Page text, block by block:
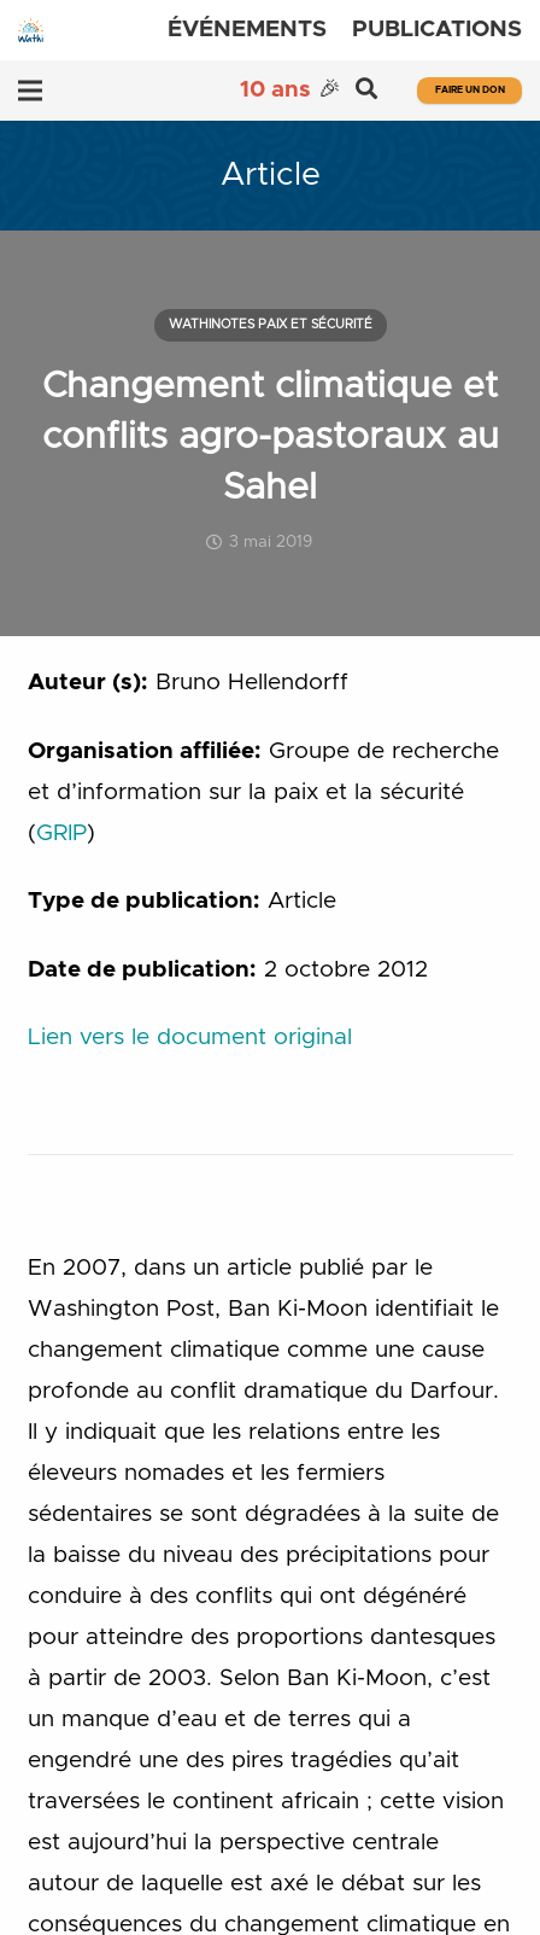
ÉVÉNEMENTS PUBLICATIONS
10 ans 🎉 FAIRE UN DON
Article
Changement climatique et
conflits agro-pastoraux au
Sahel
3 mai 2019
WATHINOTES PAIX ET SÉCURITÉ
Auteur (s): Bruno Hellendorff
Organisation affiliée: Groupe de recherche
et d’information sur la paix et la sécurité
(GRIP)
Type de publication: Article
Date de publication: 2 octobre 2012
Lien vers le document original
En 2007, dans un article publié par le
Washington Post, Ban Ki-Moon identifiait le
changement climatique comme une cause
profonde au conflit dramatique du Darfour.
Il y indiquait que les relations entre les
éleveurs nomades et les fermiers
sédentaires se sont dégradées à la suite de
la baisse du niveau des précipitations pour
conduire à des conflits qui ont dégénéré
pour atteindre des proportions dantesques
à partir de 2003. Selon Ban Ki-Moon, c’est
un manque d’eau et de terres qui a
engendré une des pires tragédies qu’ait
traversées le continent africain ; cette vision
est aujourd’hui la perspective centrale
autour de laquelle est axé le débat sur les
conséquences du changement climatique en